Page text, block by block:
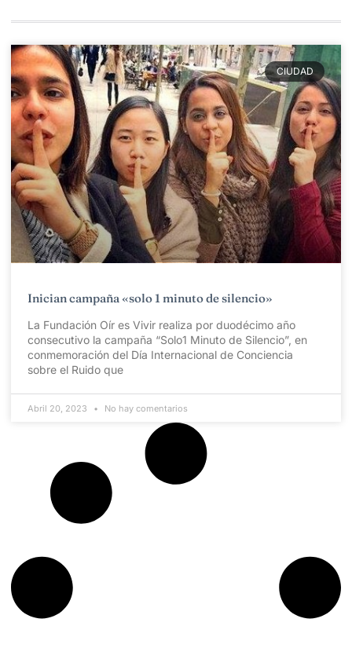
CIUDAD
Inician campaña «solo 1 minuto de silencio»
La Fundación Oír es Vivir realiza por duodécimo año
consecutivo la campaña “Solo1 Minuto de Silencio”, en
conmemoración del Día Internacional de Conciencia
sobre el Ruido que
Abril 20, 2023 No hay comentarios